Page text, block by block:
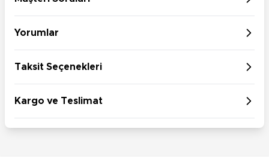
Yorumlar
Taksit Seçenekleri
Kargo ve Teslimat